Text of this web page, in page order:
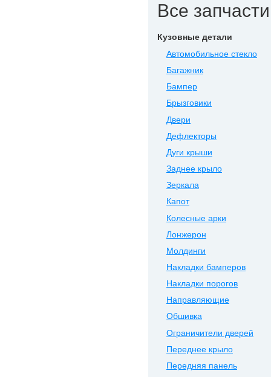
Все
Кузовные детали
Автомобильное стекло
Багажник
Бампер
Брызговики
Двери
Дефлекторы
Дуги крыши
Заднее крыло
Зеркала
Капот
Колесные арки
Лонжерон
Молдинги
Накладки бамперов
Накладки порогов
Направляющие
Обшивка
Ограничители дверей
Переднее крыло
Передняя панель